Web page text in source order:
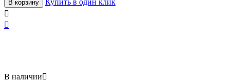
В корзину


В наличии